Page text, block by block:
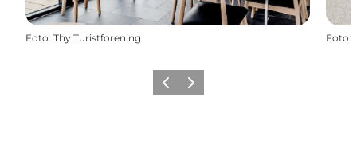
Foto: Thy Turistforening Foto:
ZurückWeiter